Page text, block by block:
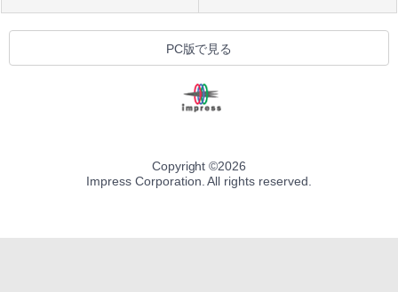
PC版で見る
Copyright ©2026
Impress Corporation. All rights reserved.